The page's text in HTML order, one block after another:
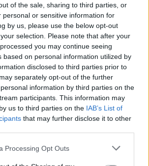
of the sale, sharing to third parties, or
personal or sensitive information for
by us, please use the below opt-out
selection. Please note that after your
you may continue seeing
based on personal information utilized by
disclosed to third parties prior to
separately opt-out of the further
information by third parties on the
participants. This information may
us to third parties on the IAB’s List of
that may further disclose it to other
Processing Opt Outs
KUUKAUSI
ei kuulu kaikille – Kela
tärkeästä ikärajasta
ei hyväksynyt etälääkärin
– neljälle ei
sairausajan palkkaa
lentoyhtiö – matkustajille tärkeä